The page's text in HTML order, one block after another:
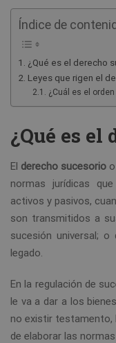
Índice de
¿Qué es el derecho
Leyes que rigen el
¿Cuál es el
¿Qué es el
El derecho sucesorio o
normas jurídicas
activos y pasivos,
son transmitidos a
sucesión universal;
legado.
En la regulación de
le va a dar a los
no existir
de elaborar las